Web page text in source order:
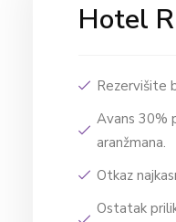
Hotel
Rezervišite
Avans 30%
aranžmana.
Otkaz
Ostatak